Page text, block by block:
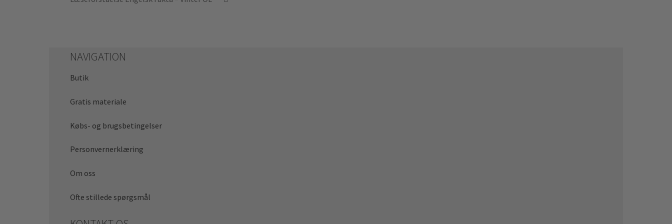
NAVIGATION
Butik
Gratis materiale
Købs- og brugsbetingelser
Personvernerklæring
Om oss
Ofte stillede spørgsmål